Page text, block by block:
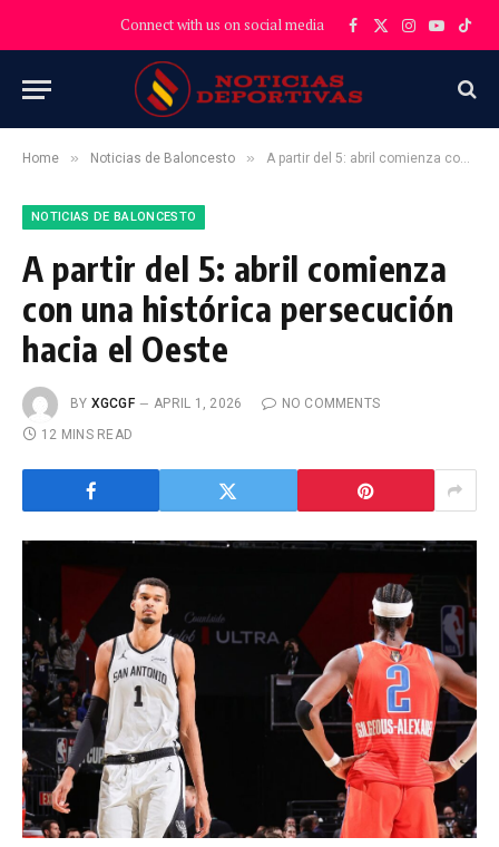
Connect with us on social media Facebook
X
Instagram
YouTube
Home » Noticias de Baloncesto » A partir del 5: abril comienza con una histórica persecución hacia el Oeste
NOTICIAS DE BALONCESTO
A partir del 5: abril comienza
con una histórica persecución
hacia el Oeste
BY XGCGF APRIL 1, 2026
NO COMMENTS
12 MINS READ